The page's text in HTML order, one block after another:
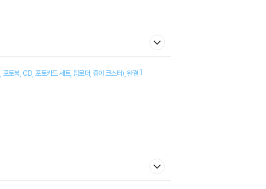
포토북 CD 포토카드 세트 탑로더 종이 코스터) 완결 ]